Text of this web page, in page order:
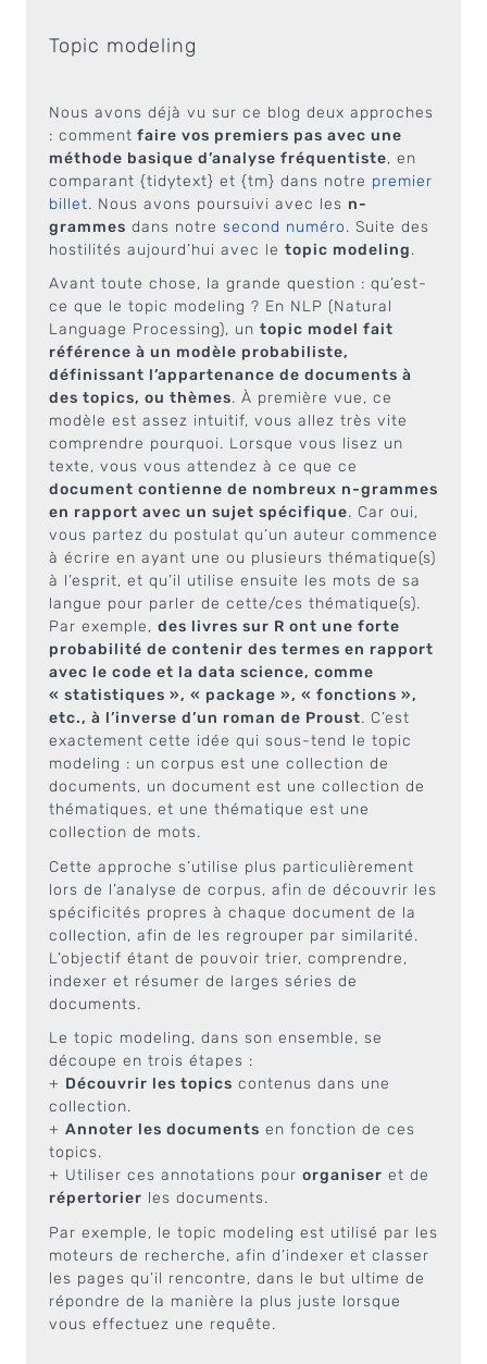
Topic modeling
Nous avons déjà vu sur ce blog deux approches
: comment faire vos premiers pas avec une
méthode basique d’analyse fréquentiste, en
comparant {tidytext} et {tm} dans notre premier
billet. Nous avons poursuivi avec les n-
grammes dans notre second numéro. Suite des
hostilités aujourd’hui avec le topic modeling.
Avant toute chose, la grande question : qu’est-
ce que le topic modeling ? En NLP (Natural
Language Processing), un topic model fait
référence à un modèle probabiliste,
définissant l’appartenance de documents à
des topics, ou thèmes. À première vue, ce
modèle est assez intuitif, vous allez très vite
comprendre pourquoi. Lorsque vous lisez un
texte, vous vous attendez à ce que ce
document contienne de nombreux n-grammes
en rapport avec un sujet spécifique. Car oui,
vous partez du postulat qu’un auteur commence
à écrire en ayant une ou plusieurs thématique(s)
à l’esprit, et qu’il utilise ensuite les mots de sa
langue pour parler de cette/ces thématique(s).
Par exemple, des livres sur R ont une forte
probabilité de contenir des termes en rapport
avec le code et la data science, comme
« statistiques », « package », « fonctions »,
etc., à l’inverse d’un roman de Proust. C’est
exactement cette idée qui sous-tend le topic
modeling : un corpus est une collection de
documents, un document est une collection de
thématiques, et une thématique est une
collection de mots.
Cette approche s’utilise plus particulièrement
lors de l’analyse de corpus, afin de découvrir les
spécificités propres à chaque document de la
collection, afin de les regrouper par similarité.
L’objectif étant de pouvoir trier, comprendre,
indexer et résumer de larges séries de
documents.
Le topic modeling, dans son ensemble, se
découpe en trois étapes :
+ Découvrir les topics contenus dans une
collection.
+ Annoter les documents en fonction de ces
topics.
+ Utiliser ces annotations pour organiser et de
répertorier les documents.
Par exemple, le topic modeling est utilisé par les
moteurs de recherche, afin d’indexer et classer
les pages qu’il rencontre, dans le but ultime de
répondre de la manière la plus juste lorsque
vous effectuez une requête.